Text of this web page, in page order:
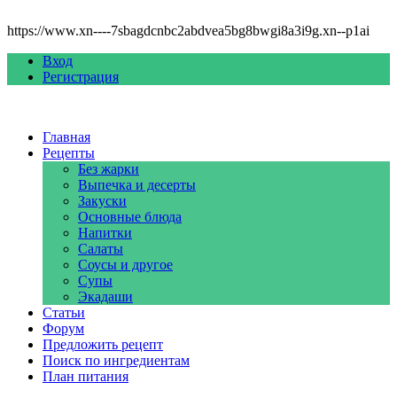
https://www.xn----7sbagdcnbc2abdvea5bg8bwgi8a3i9g.xn--p1ai
Вход
Регистрация
Главная
Рецепты
Без жарки
Выпечка и десерты
Закуски
Основные блюда
Напитки
Салаты
Соусы и другое
Супы
Экадаши
Статьи
Форум
Предложить рецепт
Поиск по ингредиентам
План питания